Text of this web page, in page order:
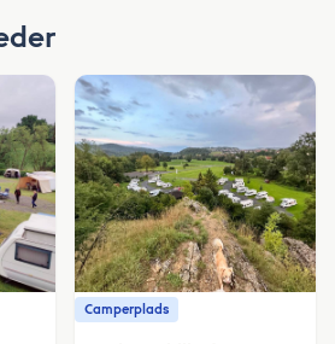
Camperplads